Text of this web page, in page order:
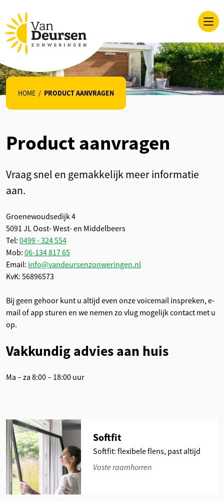
HOME / PRODUCT AANVRAGEN
Product aanvragen
Vraag snel en gemakkelijk meer informatie
aan.
Groenewoudsedijk 4
5091 JL Oost- West- en Middelbeers
Tel: 0499 - 324 554
Mob: 06-134 817 65
Email: info@vandeursenzonweringen.nl
KvK: 56896573
Bij geen gehoor kunt u altijd even onze voicemail inspreken, e-
mail of app sturen en we nemen zo vlug mogelijk contact met u
op.
Vakkundig advies aan huis
Ma – za 8:00 – 18:00 uur
Softfit
Softfit: flexibele flens, past altijd
Vaste raamhorren